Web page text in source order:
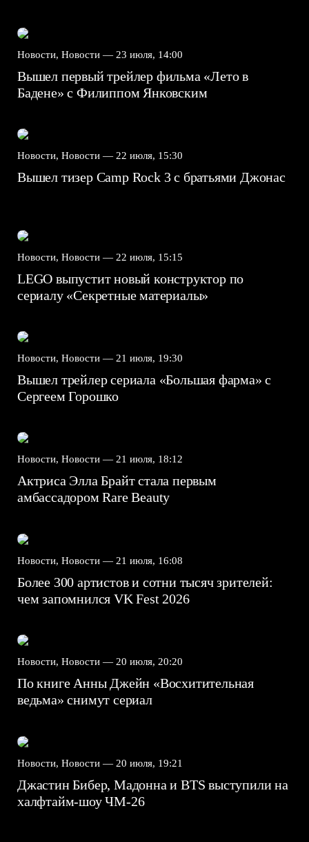
Новости, Новости — 23 июля, 14:00
Вышел первый трейлер фильма «Лето в
Бадене» с Филиппом Янковским
Новости, Новости — 22 июля, 15:30
Вышел тизер Camp Rock 3 с братьями Джонас
Новости, Новости — 22 июля, 15:15
LEGO выпустит новый конструктор по
сериалу «Секретные материалы»
Новости, Новости — 21 июля, 19:30
Вышел трейлер сериала «Большая фарма» с
Сергеем Горошко
Новости, Новости — 21 июля, 18:12
Актриса Элла Брайт стала первым
амбассадором Rare Beauty
Новости, Новости — 21 июля, 16:08
Более 300 артистов и сотни тысяч зрителей:
чем запомнился VK Fest 2026
Новости, Новости — 20 июля, 20:20
По книге Анны Джейн «Восхитительная
ведьма» снимут сериал
Новости, Новости — 20 июля, 19:21
Джастин Бибер, Мадонна и BTS выступили на
халфтайм-шоу ЧМ-26